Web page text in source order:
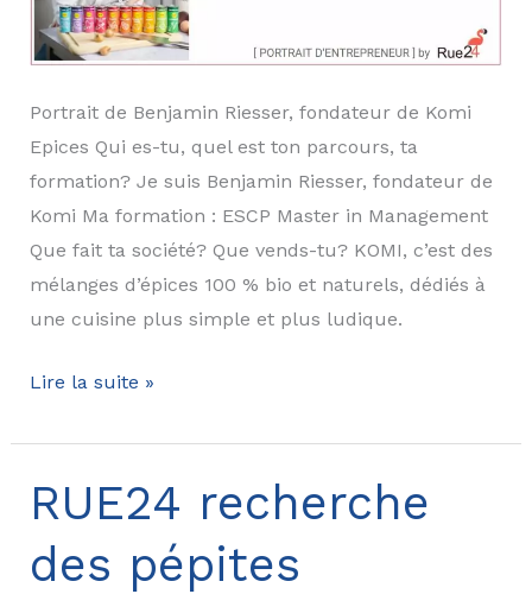
Portrait de Benjamin Riesser, fondateur de Komi
Epices Qui es-tu, quel est ton parcours, ta
formation? Je suis Benjamin Riesser, fondateur de
Komi Ma formation : ESCP Master in Management
Que fait ta société? Que vends-tu? KOMI, c’est des
mélanges d’épices 100 % bio et naturels, dédiés à
une cuisine plus simple et plus ludique.
Benjamin
–
Komi
Lire la suite »
RUE24 recherche
des pépites